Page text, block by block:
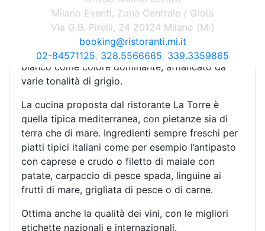
calde, sul terrazzino all’undicesimo piano
dell’hotel.
La location è moderna e molto curata, con il
bianco come colore dominante, affiancato da
varie tonalità di grigio.
La cucina proposta dal ristorante La Torre è
quella tipica mediterranea, con pietanze sia di
terra che di mare. Ingredienti sempre freschi per
piatti tipici italiani come per esempio l’antipasto
con caprese e crudo o filetto di maiale con
patate, carpaccio di pesce spada, linguine ai
frutti di mare, grigliata di pesce o di carne.
Ottima anche la qualità dei vini, con le migliori
etichette nazionali e internazionali.
Milano Eventi, Zona Centrale / Gioia
Via G.B. Pirelli, 24 20124 Milano (Mi)
booking@ristoranti.mi.it
02-84571125, 328.5566665, 339.3359865